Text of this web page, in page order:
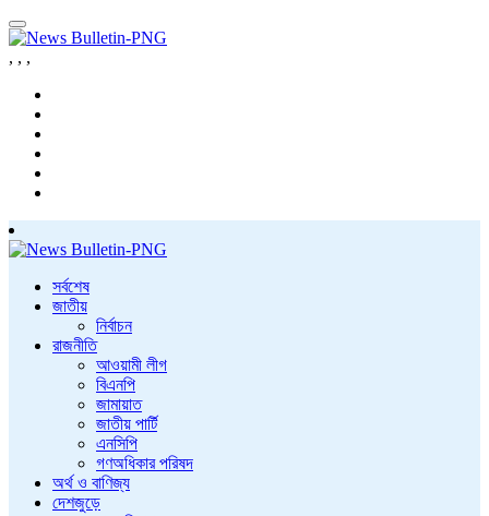
, , ,
সর্বশেষ
জাতীয়
নির্বাচন
রাজনীতি
আওয়ামী লীগ
বিএনপি
জামায়াত
জাতীয় পার্টি
এনসিপি
গণঅধিকার পরিষদ
অর্থ ও বাণিজ্য
দেশজুড়ে